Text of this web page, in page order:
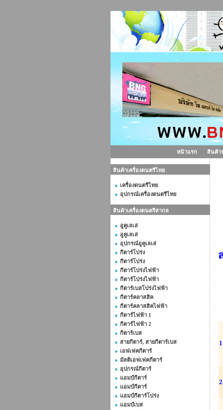
หน้าแรก สินค้า
สินค้าเครื่องดนตรีไทย
เครื่องดนตรีไทย
อุปกรณ์เครื่องดนตรีไทย
สินค้าเครื่องดนตรีสากล
อูคูเลเล่
อูคูเลเล่
อุปกรณ์อูคูเลเล่
กีตาร์โปร่ง
กีตาร์โปร่ง
กีตาร์โปร่งไฟฟ้า
กีตาร์โปร่งไฟฟ้า
กีตาร์เบสโปร่งไฟฟ้า
กีตาร์คลาสสิค
กีตาร์คลาสสิคไฟฟ้า
กีตาร์ไฟฟ้า 1
กีตาร์ไฟฟ้า 2
กีตาร์เบส
สายกีตาร์, สายกีตาร์เบส
เอฟเฟคกีตาร์
มัลติเอฟเฟคกีตาร์
อุปกรณ์กีตาร์
แอมป์กีตาร์
แอมป์กีตาร์
แอมป์กีตาร์โปร่ง
แอมป์เบส